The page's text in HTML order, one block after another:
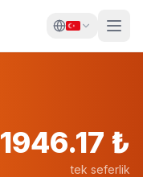
1946.17 ₺
tek seferlik